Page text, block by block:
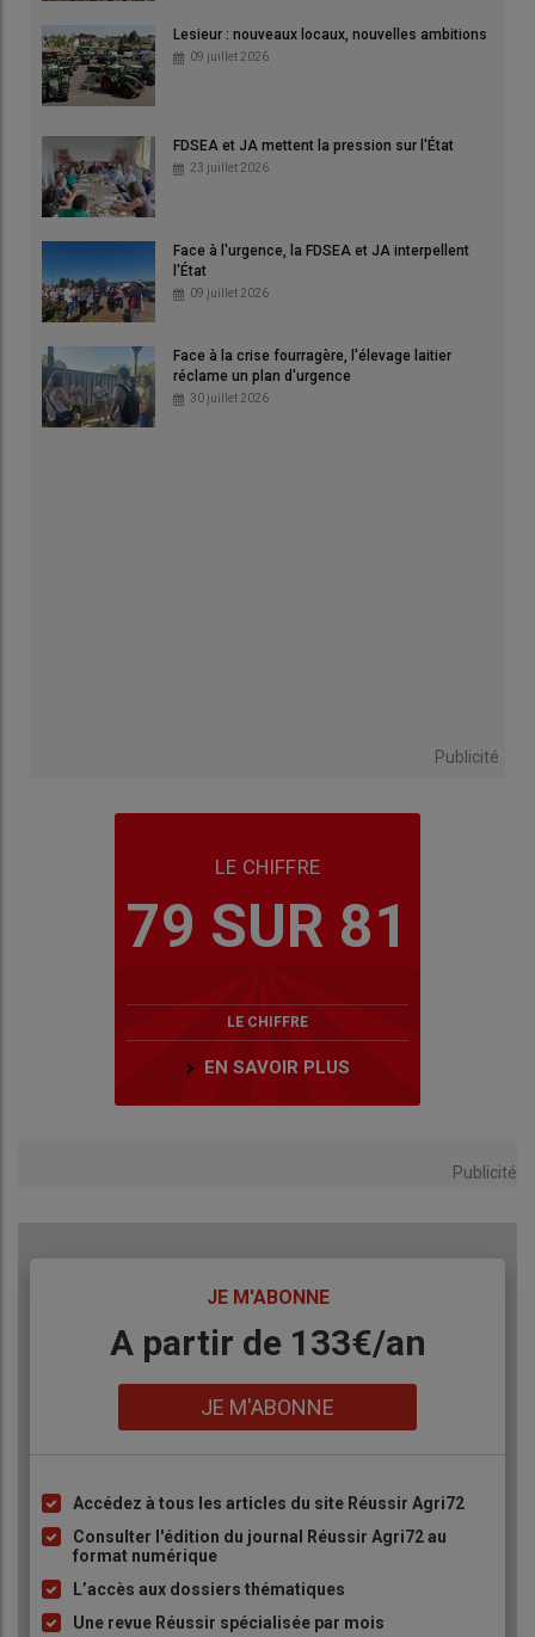
Lesieur : nouveaux locaux, nouvelles ambitions
09 juillet 2026
FDSEA et JA mettent la pression sur l'État
23 juillet 2026
Face à l'urgence, la FDSEA et JA interpellent
l'État
09 juillet 2026
Face à la crise fourragère, l'élevage laitier
réclame un plan d'urgence
30 juillet 2026
Publicité
LE CHIFFRE
79 SUR 81
LE CHIFFRE
EN SAVOIR PLUS
Publicité
JE M'ABONNE
BodyA partir de 133€/an
JE M'ABONNE
Liste
à
puce
Accédez à tous les articles du site Réussir Agri72
Consulter l'édition du journal Réussir Agri72 au
format numérique
L’accès aux dossiers thématiques
Une revue Réussir spécialisée par mois